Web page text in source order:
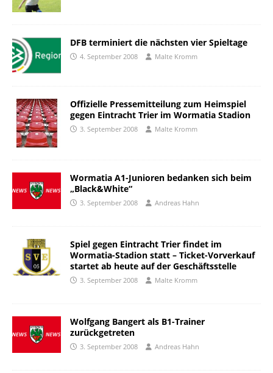
DFB terminiert die nächsten vier Spieltage
4. September 2008 Malte Kromm
Offizielle Pressemitteilung zum Heimspiel
gegen Eintracht Trier im Wormatia Stadion
3. September 2008 Malte Kromm
Wormatia A1-Junioren bedanken sich beim
„Black&White“
3. September 2008 Andreas Hahn
Spiel gegen Eintracht Trier findet im
Wormatia-Stadion statt – Ticket-Vorverkauf
startet ab heute auf der Geschäftsstelle
3. September 2008 Malte Kromm
Wolfgang Bangert als B1-Trainer
zurückgetreten
3. September 2008 Andreas Hahn